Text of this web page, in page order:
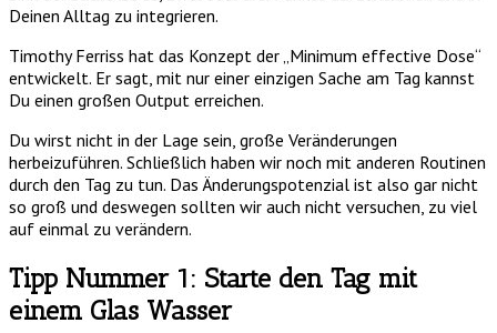
Deinen Alltag zu integrieren.
Timothy Ferriss hat das Konzept der „Minimum effective Dose“
entwickelt. Er sagt, mit nur einer einzigen Sache am Tag kannst
Du einen großen Output erreichen.
Du wirst nicht in der Lage sein, große Veränderungen
herbeizuführen. Schließlich haben wir noch mit anderen Routinen
durch den Tag zu tun. Das Änderungspotenzial ist also gar nicht
so groß und deswegen sollten wir auch nicht versuchen, zu viel
auf einmal zu verändern.
Tipp Nummer 1: Starte den Tag mit
einem Glas Wasser